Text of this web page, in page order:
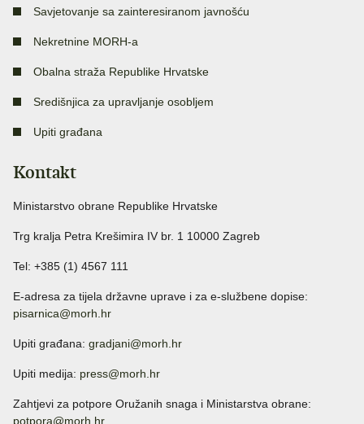
Savjetovanje sa zainteresiranom javnošću
Nekretnine MORH-a
Obalna straža Republike Hrvatske
Središnjica za upravljanje osobljem
Upiti građana
Kontakt
Ministarstvo obrane Republike Hrvatske
Trg kralja Petra Krešimira IV br. 1 10000 Zagreb
Tel: +385 (1) 4567 111
E-adresa za tijela državne uprave i za e-službene dopise:
pisarnica@morh.hr
Upiti građana: gradjani@morh.hr
Upiti medija: press@morh.hr
Zahtjevi za potpore Oružanih snaga i Ministarstva obrane:
potpora@morh.hr